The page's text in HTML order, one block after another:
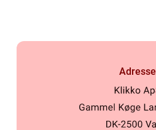
Adresse